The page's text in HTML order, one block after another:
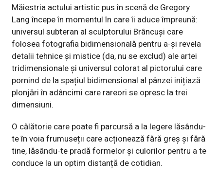
Măiestria actului artistic pus în scenă de Gregory
Lang începe în momentul în care îi aduce împreună:
universul subteran al sculptorului Brâncuși care
folosea fotografia bidimensională pentru a-și revela
detalii tehnice și mistice (da, nu se exclud) ale artei
tridimensionale și universul colorat al pictorului care
pornind de la spațiul bidimensional al pânzei inițiază
plonjări în adâncimi care rareori se opresc la trei
dimensiuni.
O călătorie care poate fi parcursă a la legere lăsându-
te în voia frumuseții care acționează fără greș și fără
tine, lăsându-te pradă formelor și culorilor pentru a te
conduce la un optim distanță de cotidian.